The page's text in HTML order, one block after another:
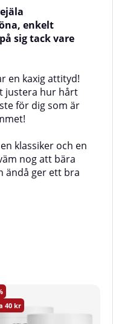
enkelt
sig tack vare
en kaxig attityd!
justera hur hårt
för dig som är
klassiker och en
nog att bära
ändå ger ett bra
40